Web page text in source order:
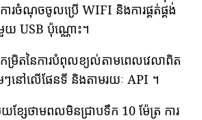
ការចំណុចចូលប្រើ WIFI និងការផ្គត់ផ្គង់
យ USB ប៉ុណ្ណោះ។
ម្រិតនៃការបំពុលខ្យល់តាមពេលវេលាពិត
មៗនៅលើផែនទី និងតាមរយៈ API ។
យខ្សែថាមពលមិនជ្រាបទឹក 10 ម៉ែត្រ ការ